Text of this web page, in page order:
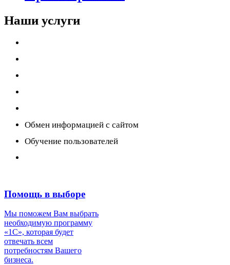
Наши услуги
Обмен информацией с сайтом
Обучение пользователей
Помощь в выборе
Мы поможем Вам выбрать
необходимую программу
«1С», которая будет
отвечать всем
потребностям Вашего
бизнеса.